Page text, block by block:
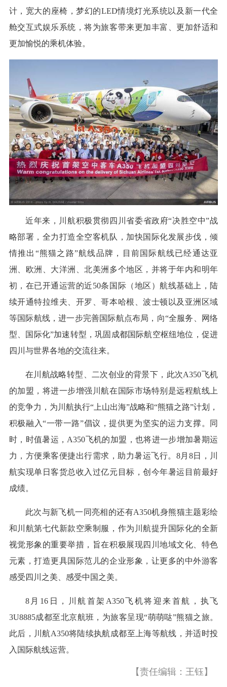
计，宽大的座椅，梦幻的LED情境灯光系统以及新一代全
舱交互式娱乐系统，将为旅客带来更加丰富、更加舒适和
更加愉悦的乘机体验。
近年来，川航积极贯彻四川省委省政府“决胜空中”战
略部署，全力打造全空客机队，加快国际化发展步伐，倾
情推出“熊猫之路”航线品牌，目前国际航线已经通达亚
洲、欧洲、大洋洲、北美洲多个地区，并将于年内和明年
初，在已开通运营的近50条国际（地区）航线基础上，陆
续开通特拉维夫、开罗、哥本哈根、波士顿以及亚洲区域
等国际航线，进一步完善国际航点布局，向“全服务、网络
型、国际化”加速转型，巩固成都国际航空枢纽地位，促进
四川与世界各地的交流往来。
在川航战略转型、二次创业的背景下，此次A350飞机
的加盟，将进一步增强川航在国际市场特别是远程航线上
的竞争力，为川航执行“上山出海”战略和“熊猫之路”计划，
积极融入“一带一路”倡议，提供更为坚实的运力支撑。同
时，时值暑运，A350飞机的加盟，也将进一步增加暑期运
力，方便乘客便捷出行需求，助力暑运飞行。8月8日，川
航实现单日客货总收入过亿元目标，创今年暑运目前最好
成绩。
此次与新飞机一同亮相的还有A350机身熊猫主题彩绘
和川航第七代新款空乘制服，作为川航提升国际化的全新
视觉形象的重要举措，旨在积极展现四川地域文化、特色
元素，打造更具国际范儿的企业形象，让更多的中外游客
感受四川之美、感受中国之美。
8月16日，川航首架A350飞机将迎来首航，执飞
3U8885成都至北京航班，为旅客呈现“萌萌哒”熊猫之旅。
此后，川航A350将陆续执航成都至上海等航线，并适时投
入国际航线运营。
【责任编辑：王钰】